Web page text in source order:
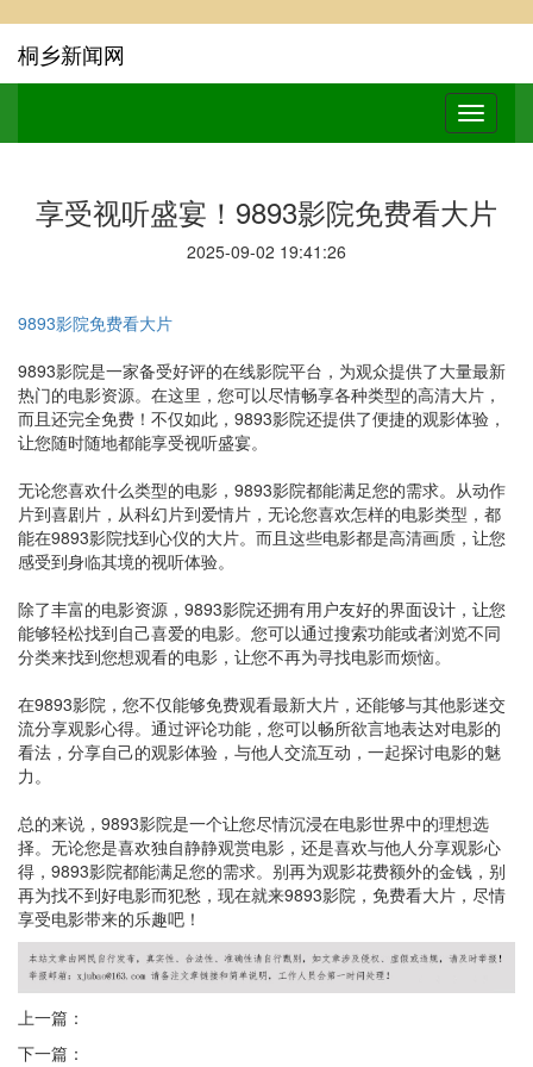
桐乡新闻网
享受视听盛宴！9893影院免费看大片
2025-09-02 19:41:26
9893影院免费看大片
9893影院是一家备受好评的在线影院平台，为观众提供了大量最新
热门的电影资源。在这里，您可以尽情畅享各种类型的高清大片，
而且还完全免费！不仅如此，9893影院还提供了便捷的观影体验，
让您随时随地都能享受视听盛宴。
无论您喜欢什么类型的电影，9893影院都能满足您的需求。从动作
片到喜剧片，从科幻片到爱情片，无论您喜欢怎样的电影类型，都
能在9893影院找到心仪的大片。而且这些电影都是高清画质，让您
感受到身临其境的视听体验。
除了丰富的电影资源，9893影院还拥有用户友好的界面设计，让您
能够轻松找到自己喜爱的电影。您可以通过搜索功能或者浏览不同
分类来找到您想观看的电影，让您不再为寻找电影而烦恼。
在9893影院，您不仅能够免费观看最新大片，还能够与其他影迷交
流分享观影心得。通过评论功能，您可以畅所欲言地表达对电影的
看法，分享自己的观影体验，与他人交流互动，一起探讨电影的魅
力。
总的来说，9893影院是一个让您尽情沉浸在电影世界中的理想选
择。无论您是喜欢独自静静观赏电影，还是喜欢与他人分享观影心
得，9893影院都能满足您的需求。别再为观影花费额外的金钱，别
再为找不到好电影而犯愁，现在就来9893影院，免费看大片，尽情
享受电影带来的乐趣吧！
上一篇：
下一篇：